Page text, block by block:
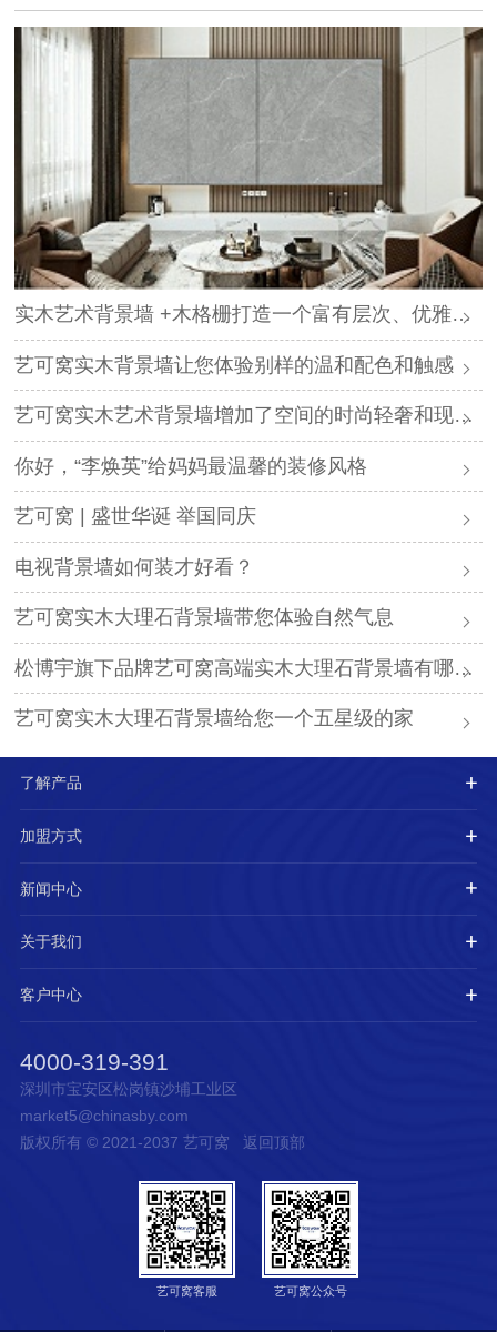
实木艺术背景墙 +木格栅打造一个富有层次、优雅又内涵的家
艺可窝实木背景墙让您体验别样的温和配色和触感
艺可窝实木艺术背景墙增加了空间的时尚轻奢和现代风格
你好，“李焕英”给妈妈最温馨的装修风格
艺可窝 | 盛世华诞 举国同庆
电视背景墙如何装才好看？
艺可窝实木大理石背景墙带您体验自然气息
松博宇旗下品牌艺可窝高端实木大理石背景墙有哪些优势？
艺可窝实木大理石背景墙给您一个五星级的家
了解产品
加盟方式
新闻中心
关于我们
客户中心
4000-319-391
深圳市宝安区松岗镇沙埔工业区
market5@chinasby.com
版权所有 © 2021-2037 艺可窝
返回顶部
艺可窝客服 艺可窝公众号